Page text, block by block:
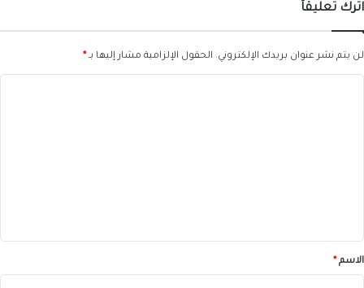
اترك تعليقاً
لن يتم نشر عنوان بريدك الإلكتروني. الحقول الإلزامية مشار إليها بـ*
*الاسم*